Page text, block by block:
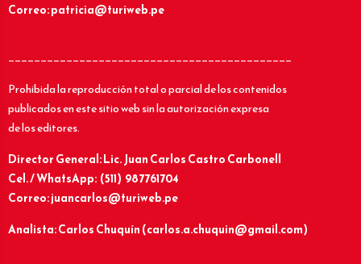
Correo: patricia@turiweb.pe
____________________________________________
Prohibida la reproducción total o parcial de los contenidos
publicados en este sitio web sin la autorización expresa
de los editores.
Director General: Lic.Juan Carlos Castro Carbonell
Cel. / WhatsApp: (511) 987761704
Correo: juancarlos@turiweb.pe
Analista: Carlos Chuquín (carlos.a.chuquin@gmail.com)